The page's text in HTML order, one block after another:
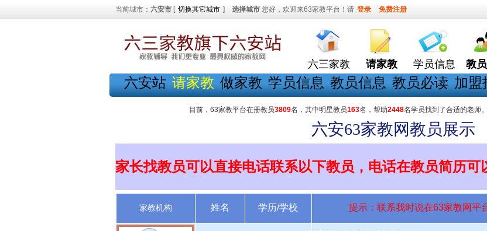
当前城市： 六安市 [ 切换其它城市 ] 选择城市 您好，欢迎来63家教平台！请 登录 免费注册
六三家教 请家教 学员信息 教
六安站 请家教 做家教 学员信息 教员信息 教员必读 加盟
目前，63家教平台在册教员3809名，其中明星教员163名，帮助2448名学员找到了合适的老师
六安63家教网教员展示
家长找教员可以直接电话联系以下教员，电话在教员简历可
家教机构 姓名 学历/学校 提示：联系我时说在63家教网平